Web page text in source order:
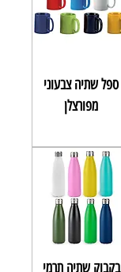
ספל שתיה צבעוני
מפורצלן
בקבוק שתיה תרמי